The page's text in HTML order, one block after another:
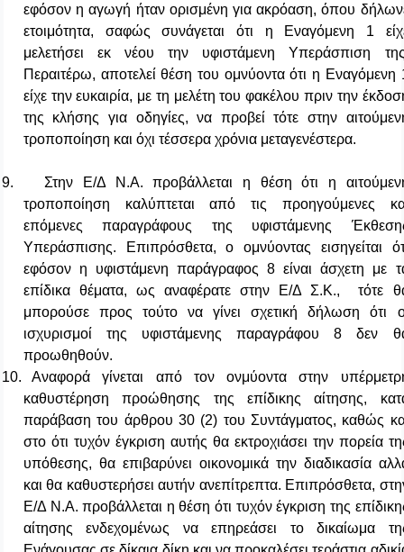
εφόσον η αγωγή ήταν ορισμένη για ακρόαση, όπου
ετοιμότητα, σαφώς συνάγεται ότι η Εναγόμενη 1
μελετήσει εκ νέου την υφιστάμενη Υπεράσπιση
Περαιτέρω, αποτελεί θέση του ομνύοντα ότι η Εναγόμενη
είχε την ευκαιρία, με τη μελέτη του φακέλου πριν την
της κλήσης για οδηγίες, να προβεί τότε στην
τροποποίηση και όχι τέσσερα χρόνια μεταγενέστερα.
9.
Στην Ε/Δ Ν.Α. προβάλλεται η θέση ότι η
τροποποίηση καλύπτεται από τις προηγούμενες
επόμενες παραγράφους της υφιστάμενης
Υπεράσπισης. Επιπρόσθετα, ο ομνύοντας εισηγείται
εφόσον η υφιστάμενη παράγραφος 8 είναι άσχετη με
επίδικα θέματα, ως αναφέρατε στην Ε/Δ Σ.Κ.,
τότε
μπορούσε προς τούτο να γίνει σχετική δήλωση ότι
ισχυρισμοί της υφιστάμενης παραγράφου 8 δεν
προωθηθούν.
10.
Αναφορά γίνεται από τον ονμύοντα στην
καθυστέρηση προώθησης της επίδικης αίτησης,
παράβαση του άρθρου 30 (2) του Συντάγματος, καθώς
στο ότι τυχόν έγκριση αυτής θα εκτροχιάσει την πορεία
υπόθεσης, θα επιβαρύνει οικονομικά την διαδικασία
και θα καθυστερήσει αυτήν ανεπίτρεπτα. Επιπρόσθετα,
Ε/Δ Ν.Α. προβάλλεται η θέση ότι τυχόν έγκριση της
αίτησης ενδεχομένως να επηρεάσει το δικαίωμα